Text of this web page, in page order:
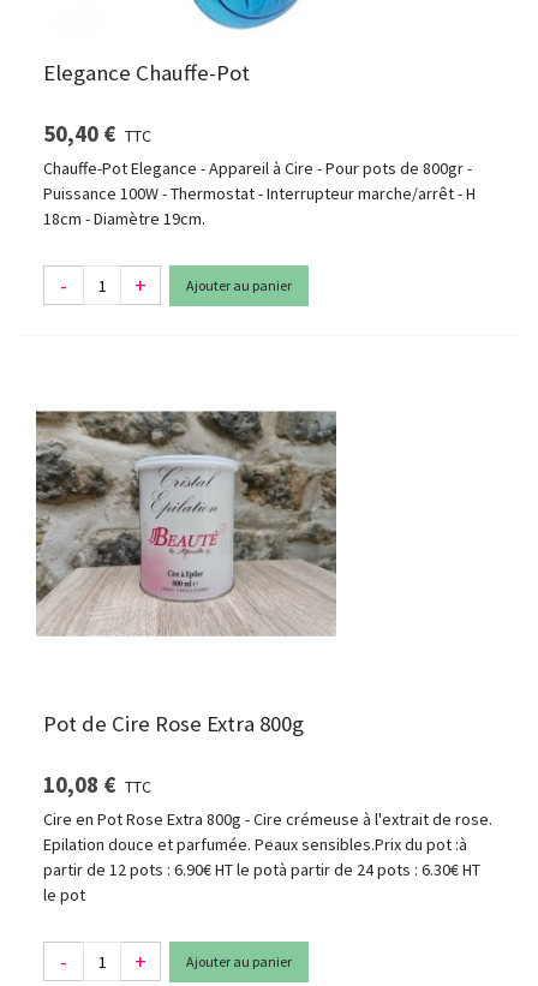
Elegance Chauffe-Pot
50,40 € TTC
Chauffe-Pot Elegance - Appareil à Cire - Pour pots de 800gr -
Puissance 100W - Thermostat - Interrupteur marche/arrêt - H
18cm - Diamètre 19cm.
- + Ajouter au panier
Pot de Cire Rose Extra 800g
10,08 € TTC
Cire en Pot Rose Extra 800g - Cire crémeuse à l'extrait de rose.
Epilation douce et parfumée. Peaux sensibles.Prix du pot :à
partir de 12 pots : 6.90€ HT le potà partir de 24 pots : 6.30€ HT
le pot
- + Ajouter au panier